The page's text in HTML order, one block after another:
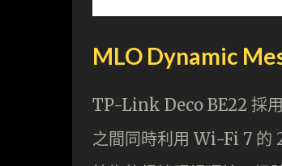
MLO Dynamic
TP-Link Deco BE22 採
之間同時利用 Wi-Fi 7 的